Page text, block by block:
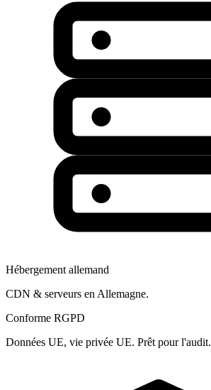
Hébergement allemand
CDN & serveurs en Allemagne.
Conforme RGPD
Données UE, vie privée UE. Prêt pour l'audit.